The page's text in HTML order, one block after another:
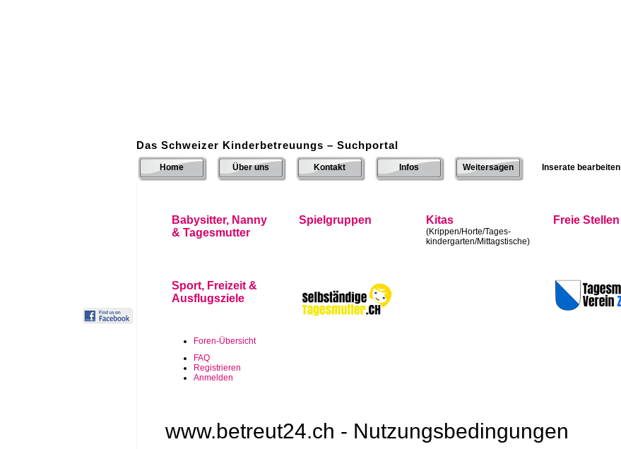
Das Schweizer Kinderbetreuungs – Suchportal
Home Über uns Kontakt Infos Weitersagen Inserate bearbeiten
Babysitter, Nanny
& Tagesmutter
Spielgruppen Kitas
(Krippen/Horte/Tages-
kindergarten/Mittagstische)
Freie Stellen
Sport, Freizeit &
Ausflugsziele
Foren-Übersicht
FAQ
Registrieren
Anmelden
www.betreut24.ch - Nutzungsbedingungen